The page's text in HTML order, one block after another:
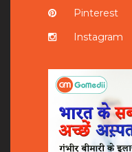
Pinterest
Instagram